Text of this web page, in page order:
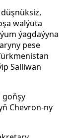
walýuta
ýagdaýyna
pese
Salliwan
goňşy
Chevron-ny